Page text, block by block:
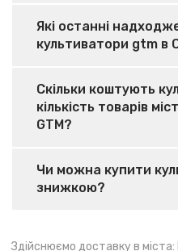
Які останні
культиватори gtm в
Скільки коштують
кількість товарів
GTM?
Чи можна купити
знижкою?
Здійснюємо доставку в міста: